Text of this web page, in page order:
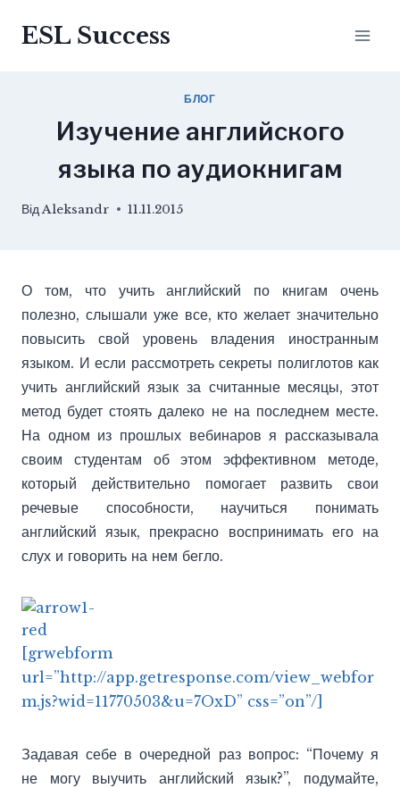
ESL Success
БЛОГ
Изучение английского
языка по аудиокнигам
ВідAleksandr 11.11.2015
О том, что учить английский по книгам очень
полезно, слышали уже все, кто желает значительно
повысить свой уровень владения иностранным
языком. И если рассмотреть секреты полиглотов как
учить английский язык за считанные месяцы, этот
метод будет стоять далеко не на последнем месте.
На одном из прошлых вебинаров я рассказывала
своим студентам об этом эффективном методе,
который действительно помогает развить свои
речевые способности, научиться понимать
английский язык, прекрасно воспринимать его на
слух и говорить на нем бегло.
[grwebform
url=”http://app.getresponse.com/view_webfor
m.js?wid=11770503&u=7OxD” css=”on”/]
Задавая себе в очередной раз вопрос: “Почему я
не могу выучить английский язык?”, подумайте,